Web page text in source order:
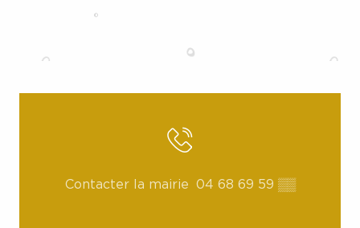
Contacter la mairie 04 68 69 59 ▒▒